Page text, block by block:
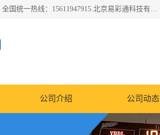
北京易彩通科技有限责任公司(2018ect.b2b168.com)主要提供陕西计时记分系统，全国统一热线：15611947915.北京易彩通科技有限责任公司有一支长期从事智能控制系统研发的高素质的队伍，具有嵌入式系统，视频系统、通信系统、网络系统，体育计时系统的知识和技能。强力打造体育比赛计时计分系统、智能升降旗系统、标准时钟系统、赛事编排及信息发布系统，为用户提供较新的，较廉价的，应用解决方案。
公司介绍 公司动态